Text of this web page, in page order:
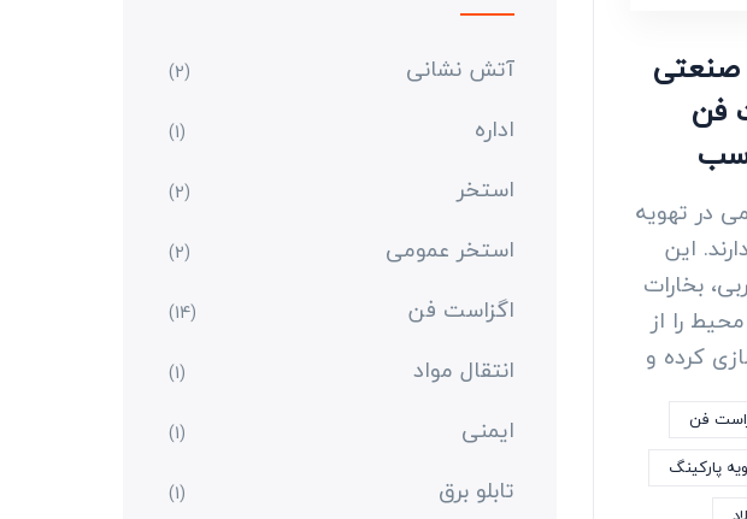
صنعتی
فن
در تهویه
این
بخارات
را از
کرده و
فن
پارکینگ
آتش نشانی (2)
اداره (1)
استخر (2)
استخر عمومی (2)
اگزاست فن (14)
انتقال مواد (1)
ایمنی (1)
تابلو برق (1)